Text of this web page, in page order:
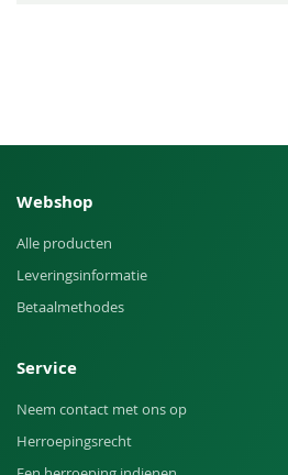
Webshop
Alle producten
Leveringsinformatie
Betaalmethodes
Service
Neem contact met ons op
Herroepingsrecht